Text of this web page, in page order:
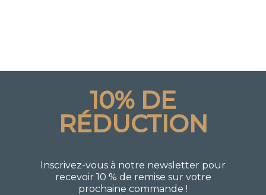
10% DE
RÉDUCTION
Inscrivez-vous à notre newsletter pour
recevoir 10 % de remise sur votre
prochaine commande !